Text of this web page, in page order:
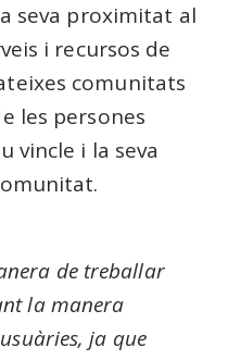
seva proximitat al
i recursos de
comunitats
les persones
vincle i la seva
de treballar
la manera
ja que